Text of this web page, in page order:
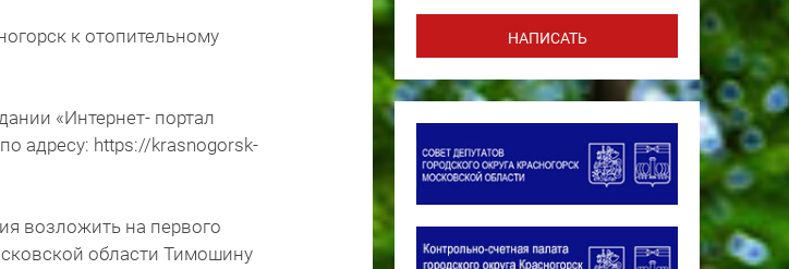
к отопительному
«Интернет- портал
адресу: https://krasnogorsk-
возложить на первого
области Тимошину
НАПИСАТЬ